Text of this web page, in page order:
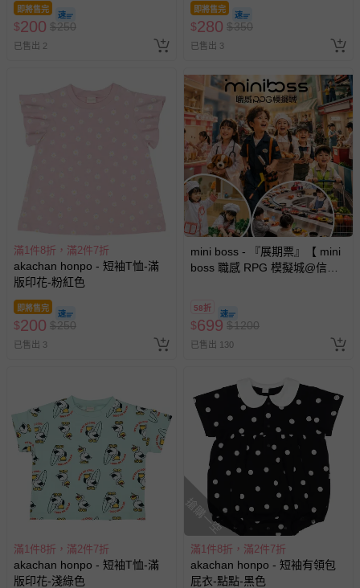
即將售完
$200 $250
已售出 2
即將售完
$280 $350
已售出 3
滿1件8折，滿2件7折
akachan honpo - 短袖T恤-滿
版印花-粉紅色
即將售完
$200 $250
已售出 3
mini boss - 『展期票』【 mini
boss 職感 RPG 模擬城@信義
換，依現場梯次安排入場，逾
期作廢) (兒童票(2歲以上)贈一
名陪伴成人)
58折
$699 $1200
已售出 130
滿1件8折，滿2件7折
akachan honpo - 短袖T恤-滿
版印花-淺綠色
搶購一空
滿1件8折，滿2件7折
akachan honpo - 短袖有領包
屁衣-點點-黑色